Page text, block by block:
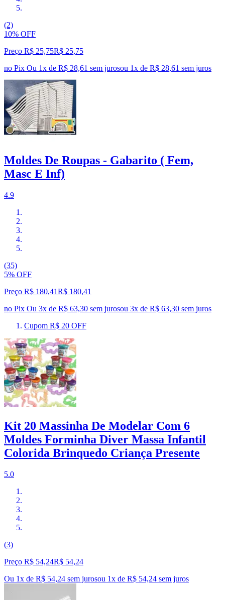
(2)
10% OFF
Preço R$ 25,75R$ 25,75
no Pix Ou 1x de R$ 28,61 sem jurosou 1x de R$ 28,61 sem juros
Moldes De Roupas - Gabarito ( Fem,
Masc E Inf)
4.9
(35)
5% OFF
Preço R$ 180,41R$ 180,41
no Pix Ou 3x de R$ 63,30 sem jurosou 3x de R$ 63,30 sem juros
Cupom R$ 20 OFF
Kit 20 Massinha De Modelar Com 6
Moldes Forminha Diver Massa Infantil
Colorida Brinquedo Criança Presente
5.0
(3)
Preço R$ 54,24R$ 54,24
Ou 1x de R$ 54,24 sem jurosou 1x de R$ 54,24 sem juros